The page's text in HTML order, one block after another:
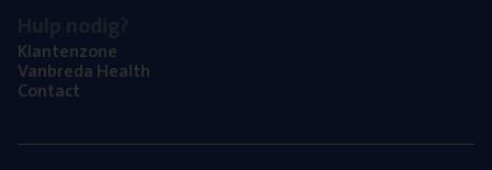
Klan­ten­zo­ne
Van­b­re­da Health
Con­tact